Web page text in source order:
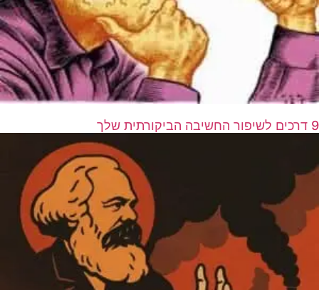
9 דרכים לשיפור החשיבה הביקורתית שלך